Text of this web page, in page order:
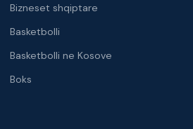
Bizneset shqiptare
Basketbolli
Basketbolli ne Kosove
Boks